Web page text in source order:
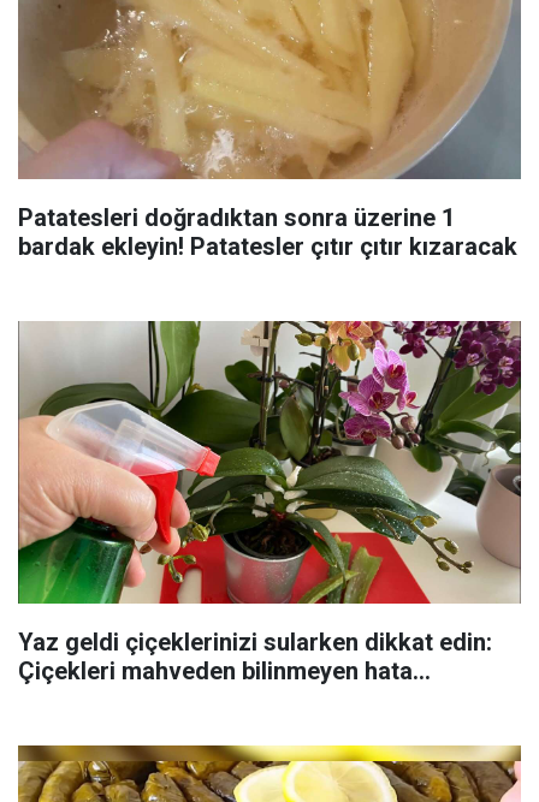
Patatesleri doğradıktan sonra üzerine 1
bardak ekleyin! Patatesler çıtır çıtır kızaracak
Yaz geldi çiçeklerinizi sularken dikkat edin:
Çiçekleri mahveden bilinmeyen hata...